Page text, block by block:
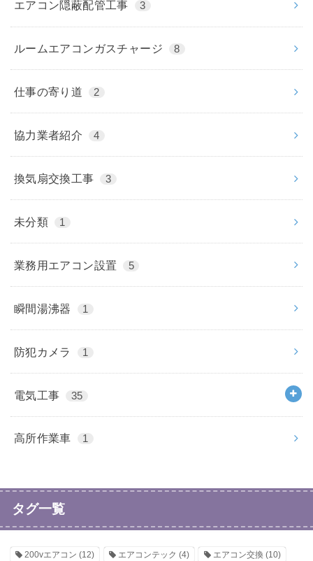
エアコン隠蔽配管工事 3
ルームエアコンガスチャージ 8
仕事の寄り道 2
協力業者紹介 4
換気扇交換工事 3
未分類 1
業務用エアコン設置 5
瞬間湯沸器 1
防犯カメラ 1
電気工事 35
高所作業車 1
タグ一覧
200vエアコン (12) エアコンテック (4) エアコン交換 (10)